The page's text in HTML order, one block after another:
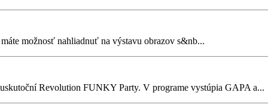
možnosť nahliadnuť na výstavu obrazov s&nb...
Revolution FUNKY Party. V programe vystúpia GAPA a...